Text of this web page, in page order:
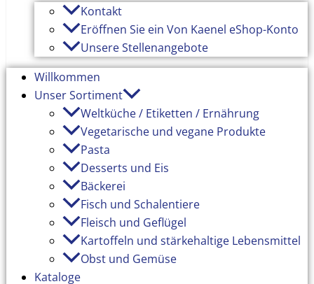
Kontakt
Eröffnen Sie ein Von Kaenel eShop-Konto
Unsere Stellenangebote
Willkommen
Unser Sortiment
Weltküche / Etiketten / Ernährung
Vegetarische und vegane Produkte
Pasta
Desserts und Eis
Bäckerei
Fisch und Schalentiere
Fleisch und Geflügel
Kartoffeln und stärkehaltige Lebensmittel
Obst und Gemüse
Kataloge